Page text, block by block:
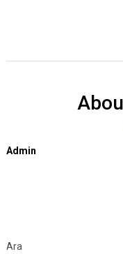
Admin
Ara